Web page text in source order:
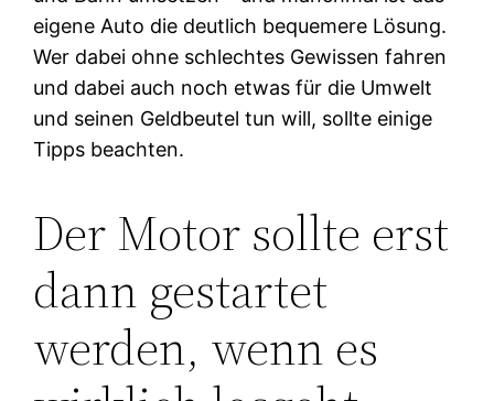
eigene Auto die deutlich bequemere Lösung.
Wer dabei ohne schlechtes Gewissen fahren
und dabei auch noch etwas für die Umwelt
und seinen Geldbeutel tun will, sollte einige
Tipps beachten.
Der Motor sollte erst
dann gestartet
werden, wenn es